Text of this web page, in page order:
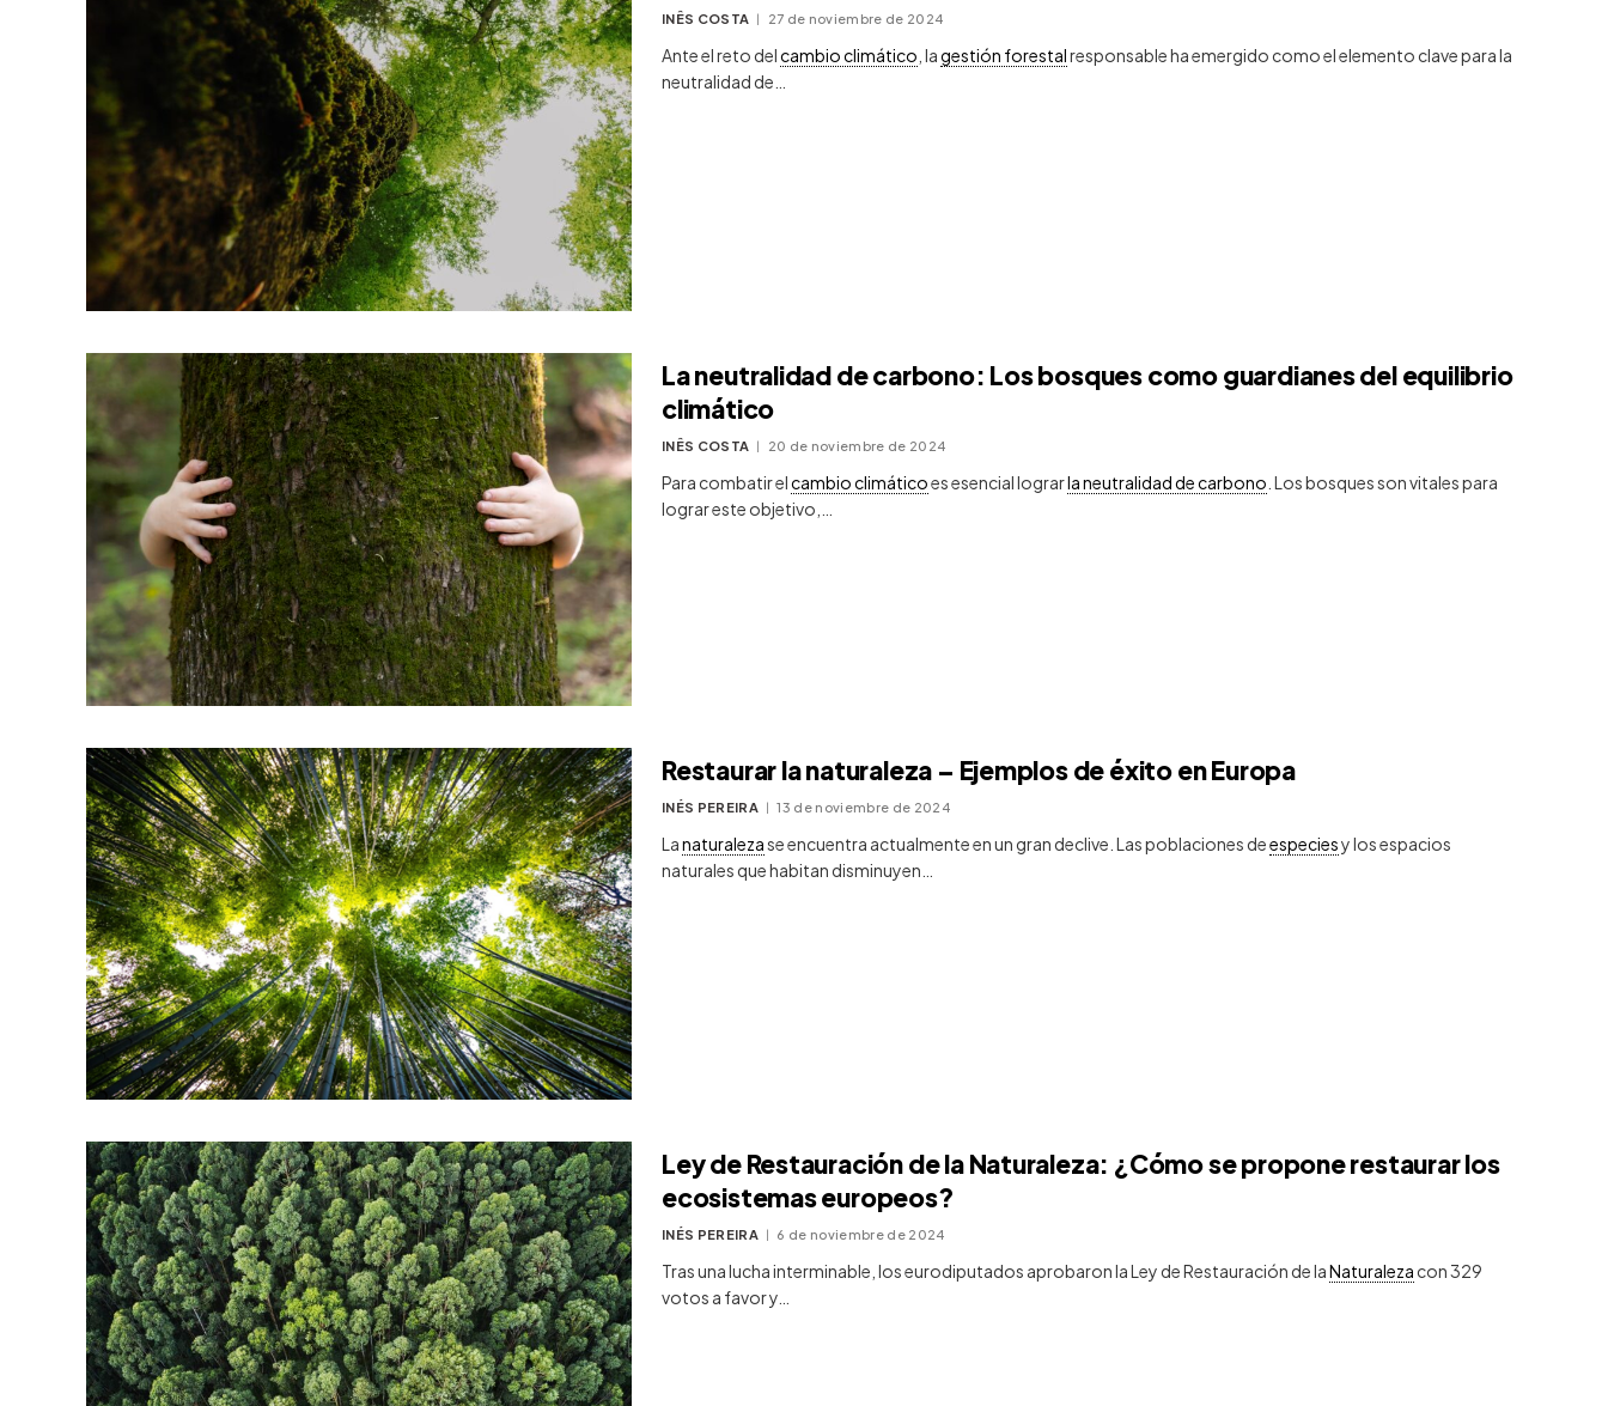
INÊS COSTA 27 de noviembre de 2024
Ante el reto delcambio climático , lagestión forestalresponsable ha emergido como el elemento clave para la
neutralidad de…
La neutralidad de carbono: Los bosques como guardianes del equilibrio
climático
INÊS COSTA 20 de noviembre de 2024
Para combatir elcambio climáticoes esencial lograrla neutralidad de carbono . Los bosques son vitales para
lograr este objetivo,…
Restaurar la naturaleza – Ejemplos de éxito en Europa
INÉS PEREIRA 13 de noviembre de 2024
Lanaturalezase encuentra actualmente en un gran declive. Las poblaciones deespeciesy los espacios
naturales que habitan disminuyen…
Ley de Restauración de la Naturaleza: ¿Cómo se propone restaurar los
ecosistemas europeos?
INÉS PEREIRA 6 de noviembre de 2024
Tras una lucha interminable, los eurodiputados aprobaron la Ley de Restauración de laNaturaleza con 329
votos a favor y…